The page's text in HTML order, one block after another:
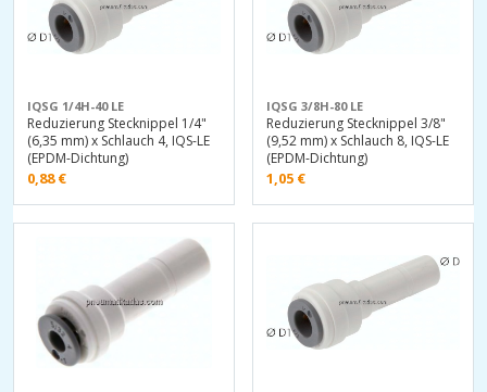
IQSG 1/4H-40 LE
Reduzierung Stecknippel 1/4"
(6,35 mm) x Schlauch 4, IQS-LE
(EPDM-Dichtung)
0,88€
IQSG 3/8H-80 LE
Reduzierung Stecknippel 3/8"
(9,52 mm) x Schlauch 8, IQS-LE
(EPDM-Dichtung)
1,05 €